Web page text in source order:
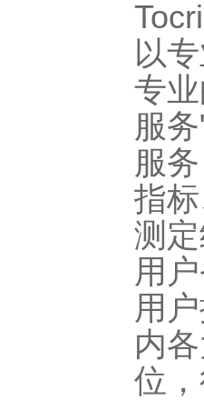
以
专
服
服
指
测
用
用
内
位